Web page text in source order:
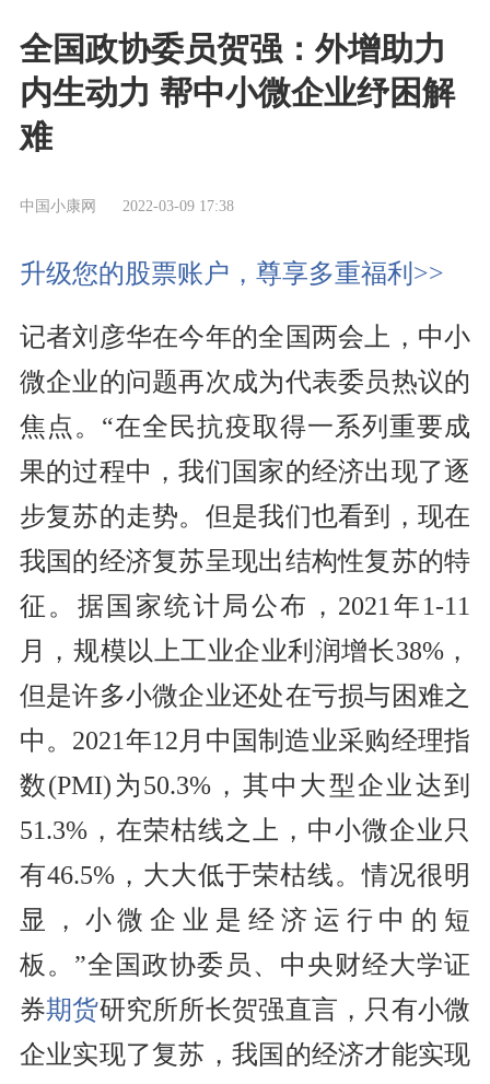
全国政协委员贺强：外增助力
内生动力 帮中小微企业纾困解
难
中国小康网 2022-03-09 17:38
升级您的股票账户，尊享多重福利>>
记者刘彦华在今年的全国两会上，中小
微企业的问题再次成为代表委员热议的
焦点。“在全民抗疫取得一系列重要成
果的过程中，我们国家的经济出现了逐
步复苏的走势。但是我们也看到，现在
我国的经济复苏呈现出结构性复苏的特
征。据国家统计局公布，2021年1-11
月，规模以上工业企业利润增长38%，
但是许多小微企业还处在亏损与困难之
中。2021年12月中国制造业采购经理指
数(PMI)为50.3%，其中大型企业达到
51.3%，在荣枯线之上，中小微企业只
有46.5%，大大低于荣枯线。情况很明
显，小微企业是经济运行中的短
板。”全国政协委员、中央财经大学证
券期货研究所所长贺强直言，只有小微
企业实现了复苏，我国的经济才能实现